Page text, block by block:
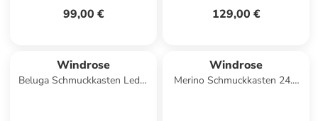
99,00 € 129,00 €
Windrose
Beluga Schmuckkasten Leder
Windrose
Merino Schmuckkasten 24.5